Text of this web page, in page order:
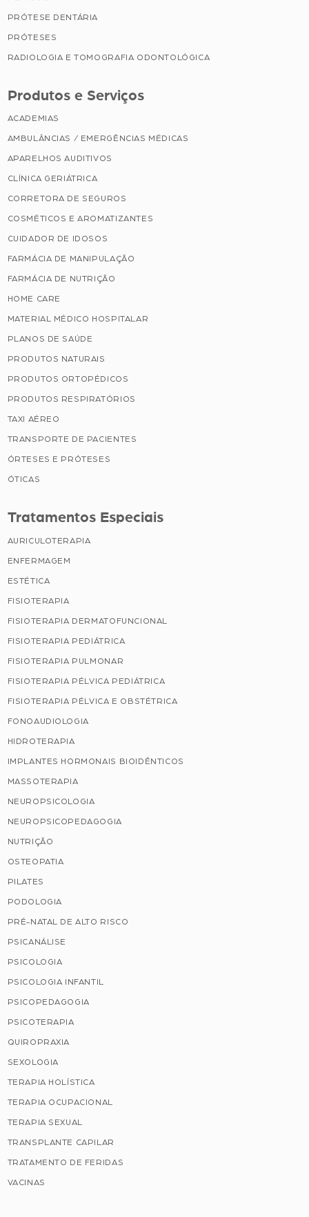
PRÓTESE DENTÁRIA
PRÓTESES
RADIOLOGIA E TOMOGRAFIA ODONTOLÓGICA
Produtos e Serviços
ACADEMIAS
AMBULÂNCIAS / EMERGÊNCIAS MÉDICAS
APARELHOS AUDITIVOS
CLÍNICA GERIÁTRICA
CORRETORA DE SEGUROS
COSMÉTICOS E AROMATIZANTES
CUIDADOR DE IDOSOS
FARMÁCIA DE MANIPULAÇÃO
FARMÁCIA DE NUTRIÇÃO
HOME CARE
MATERIAL MÉDICO HOSPITALAR
PLANOS DE SAÚDE
PRODUTOS NATURAIS
PRODUTOS ORTOPÉDICOS
PRODUTOS RESPIRATÓRIOS
TAXI AÉREO
TRANSPORTE DE PACIENTES
ÓRTESES E PRÓTESES
ÓTICAS
Tratamentos Especiais
AURICULOTERAPIA
ENFERMAGEM
ESTÉTICA
FISIOTERAPIA
FISIOTERAPIA DERMATOFUNCIONAL
FISIOTERAPIA PEDIÁTRICA
FISIOTERAPIA PULMONAR
FISIOTERAPIA PÉLVICA PEDIÁTRICA
FISIOTERAPIA PÉLVICA E OBSTÉTRICA
FONOAUDIOLOGIA
HIDROTERAPIA
IMPLANTES HORMONAIS BIOIDÊNTICOS
MASSOTERAPIA
NEUROPSICOLOGIA
NEUROPSICOPEDAGOGIA
NUTRIÇÃO
OSTEOPATIA
PILATES
PODOLOGIA
PRÉ-NATAL DE ALTO RISCO
PSICANÁLISE
PSICOLOGIA
PSICOLOGIA INFANTIL
PSICOPEDAGOGIA
PSICOTERAPIA
QUIROPRAXIA
SEXOLOGIA
TERAPIA HOLÍSTICA
TERAPIA OCUPACIONAL
TERAPIA SEXUAL
TRANSPLANTE CAPILAR
TRATAMENTO DE FERIDAS
VACINAS